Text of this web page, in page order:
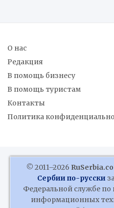
О нас
Редакция
В помощь бизнесу
В помощь туристам
Контакты
Политика
© 2011–2026
Сербии по-русски
Федеральной службе по
информационных